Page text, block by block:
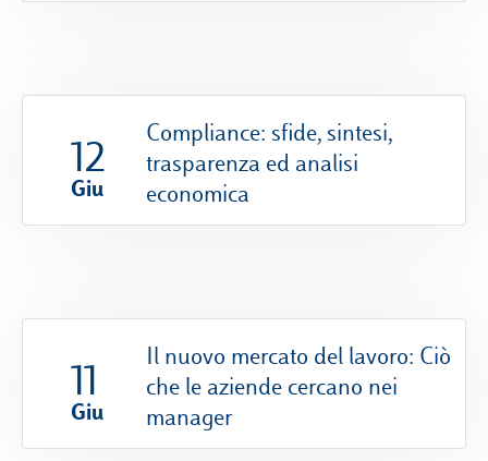
12
Giu
Compliance: sfide, sintesi,
trasparenza ed analisi
economica
11
Giu
Il nuovo mercato del lavoro: Ciò
che le aziende cercano nei
manager